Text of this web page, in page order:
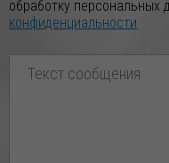
Уважаемые
ПЧЕЛИННЫЙ по
обработку персональных
конфиденциальности